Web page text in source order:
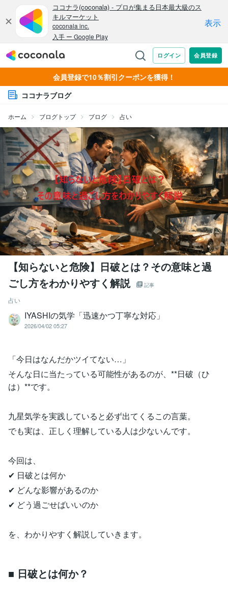
会員登録で10％割引クーポンを獲得！
ココナラブログ
ホーム ブログトップ ブログ 占い
【知らないと危険】日破とは？その意味と過
ごし方をわかりやすく解説
記事
占い
IYASHIの気学「迅速かつ丁寧な対応」
2026/04/02 05:27
「今日はなんだかツイてない…」
そんな日に当たっている可能性があるのが、**日破（ひ
は）**です。
九星気学を実践していると必ず出てくるこの言葉。
でも実は、正しく理解している人は少ないんです。
今回は、
✔ 日破とは何か
✔ どんな影響があるのか
✔ どう過ごせばいいのか
を、わかりやすく解説していきます。
■ 日破とは何か？